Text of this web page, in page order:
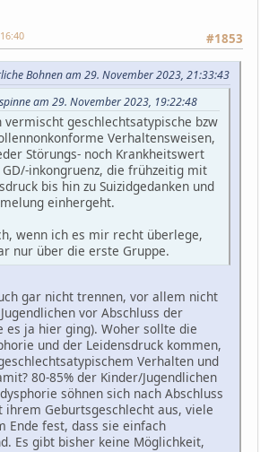
#1853
Bohnen am 29. November 2023, 21:33:43
am 29. November 2023, 19:22:48
vermischt geschlechtsatypische bzw
Verhaltensweisen,
Störungs- noch Krankheitswert
inkongruenz, die frühzeitig mit
bis hin zu Suizidgedanken und
einhergeht.
wenn ich es mir recht überlege,
nur über die erste Gruppe.
gar nicht trennen, vor allem nicht
vor Abschluss der
es ja hier ging). Woher sollte die
und der Leidensdruck kommen,
Verhalten und
80-85% der Kinder/Jugendlichen
söhnen sich nach Abschluss
Geburtsgeschlecht aus, viele
Ende fest, dass sie einfach
Es gibt bisher keine Möglichkeit,